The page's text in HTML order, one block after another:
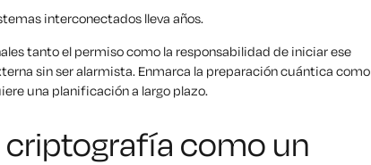
interconectados lleva años.
tanto el permiso como la responsabilidad de iniciar ese
sin ser alarmista. Enmarca la preparación cuántica como
una planificación a largo plazo.
criptografía como un